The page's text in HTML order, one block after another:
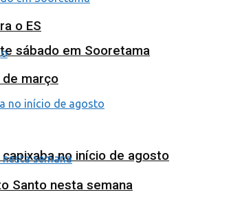
sábado em Sooretama
no início de agosto
o ES
março
Santo nesta semana